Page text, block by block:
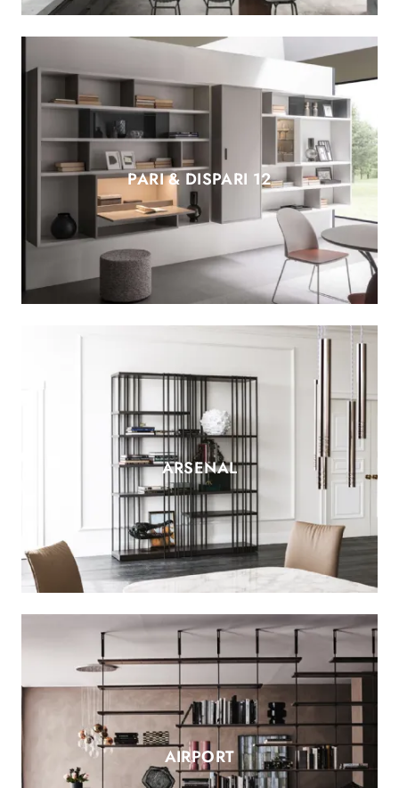
PARI & DISPARI 12
ARSENAL
AIRPORT